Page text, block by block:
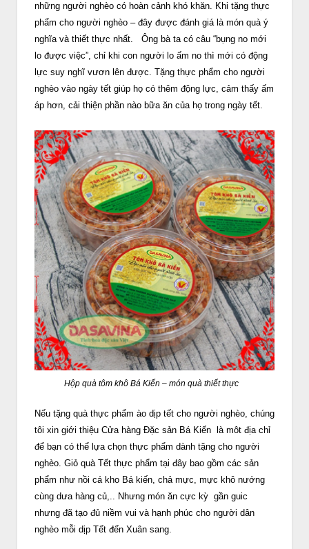
những người nghèo có hoàn cảnh khó khăn. Khi tặng thực
phẩm cho người nghèo – đây được đánh giá là món quà ý
nghĩa và thiết thực nhất. Ông bà ta có câu “bụng no mới
lo được việc”, chỉ khi con người lo ấm no thì mới có động
lực suy nghĩ vươn lên được. Tặng thực phẩm cho người
nghèo vào ngày tết giúp họ có thêm động lực, cảm thấy ấm
áp hơn, cải thiện phần nào bữa ăn của họ trong ngày tết.
Hộp quà tôm khô Bá Kiến – món quà thiết thực
Nếu tặng quà thực phẩm ào dịp tết cho người nghèo, chúng
tôi xin giới thiệu Cửa hàng Đặc sản Bá Kiến là môt địa chỉ
để bạn có thể lựa chọn thực phẩm dành tặng cho người
nghèo. Giỏ quà Tết thực phẩm tại đây bao gồm các sản
phẩm như nồi cá kho Bá kiến, chả mực, mực khô nướng
cùng dưa hàng củ,.. Nhưng món ăn cực kỳ gần guic
nhưng đã tạo đủ niềm vui và hạnh phúc cho người dân
nghèo mỗi dịp Tết đến Xuân sang.